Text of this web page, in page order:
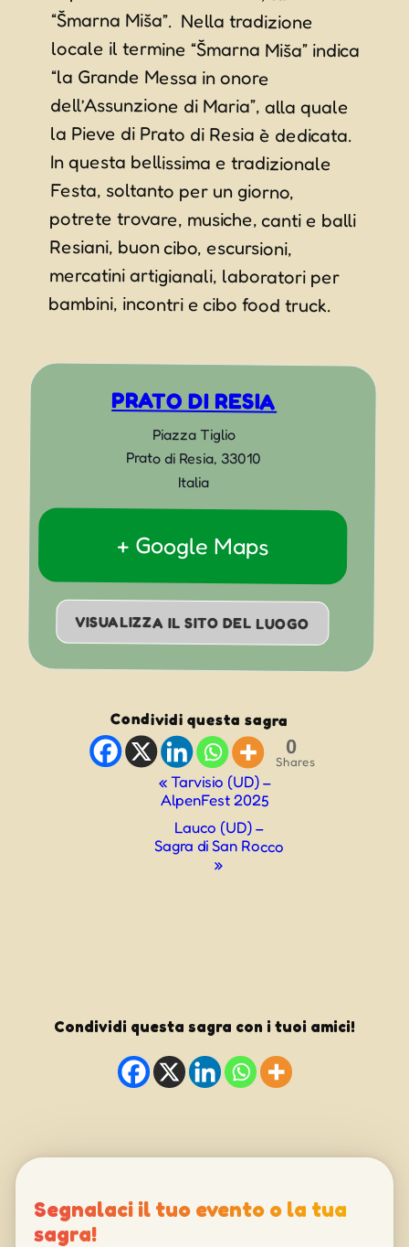
la Pieve di Prato di Resia è dedicata.
In questa bellissima e tradizionale
Festa, soltanto per un giorno,
potrete trovare, musiche, canti e balli
Resiani, buon cibo, escursioni,
mercatini artigianali, laboratori per
bambini, incontri e cibo food truck.
PRATO DI RESIA
Piazza Tiglio
Prato di Resia, 33010
Italia
+ Google Maps
VISUALIZZA IL SITO DEL LUOGO
Condividi questa sagra
0
Shares
«Tarvisio (UD) –
AlpenFest 2025
Lauco (UD) –
Sagra di San Rocco
»
Condividi questa sagra con i tuoi amici!
Segnalaci il tuo evento o la tua
sagra!